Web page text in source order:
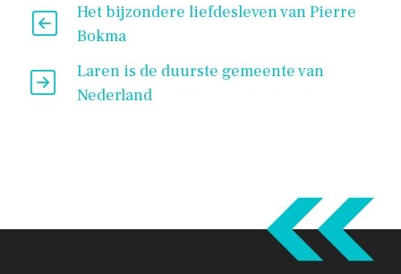
Het bijzondere liefdesleven van Pierre
Bokma
Laren is de duurste gemeente van
Nederland